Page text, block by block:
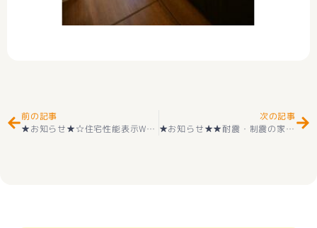
前の記事
★お知らせ★☆住宅性能表示W取得☆ 新築一戸建て 甲斐市竜王 全2棟 2階建 4ＬＤＫ ＋カースペース３台 外構付き 耐震等級３＋長期優良住宅取得＋住宅性能評価付き
次の記事
★お知らせ★★耐震・制震の家★耐震等級3取得 新築一戸建て 市川三郷町上野 2棟 2階建 4SＬＤＫ 住宅性能評価付き 子育てエコホーム支援事業対象(^_-)-☆ 新価格(^^♪